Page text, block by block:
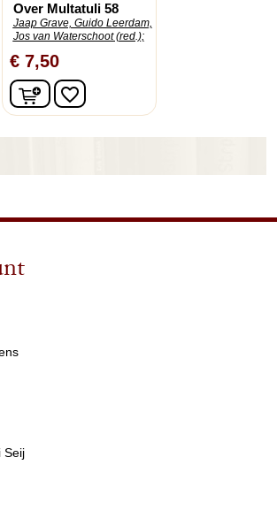
Over Multatuli 58
Jaap Grave, Guido Leerdam,
Jos van Waterschoot (red.);
€ 7,50
In winkelwagen
favorite_border
Seij